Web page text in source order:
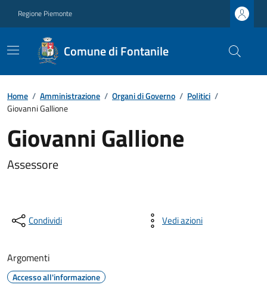
Regione Piemonte
Comune di Fontanile
Home / Amministrazione / Organi di Governo / Politici /
Giovanni Gallione
Giovanni Gallione
Assessore
Condividi Vedi azioni
Argomenti
Accesso all'informazione